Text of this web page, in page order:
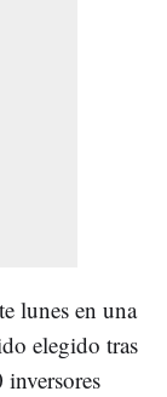
lunes en una
elegido tras